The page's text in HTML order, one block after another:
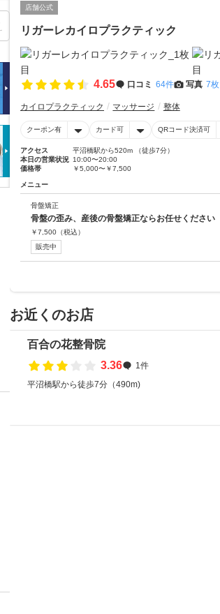
店舗公式
リガーレカイロプラクティック
4.65 口コミ 64件 写真 7枚
カイロプラクティック マッサージ 整体
クーポン有 カード可 QRコード決済可
アクセス
平沼橋駅から520m （徒歩7分）
本日の営業状況 10:00〜20:00
価格帯
￥5,000〜￥7,500
メニュー
骨盤矯正
骨盤の歪み、産後の骨盤矯正ならお任せください
￥7,500 （税込）
販売中
お近くのお店
百合の花整骨院
3.36
1件
平沼橋駅から徒歩7分（490m)